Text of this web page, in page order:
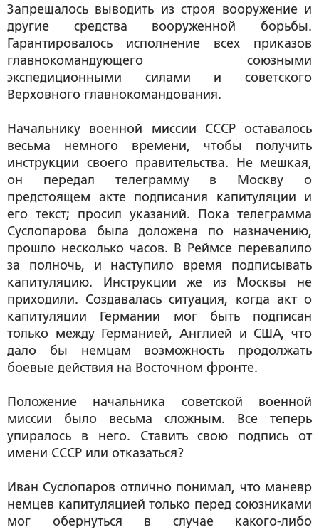
Запрещалось выводить из строя вооружение и
другие средства вооруженной борьбы.
Гарантировалось исполнение всех приказов
главнокомандующего союзными
экспедиционными силами и советского
Верховного главнокомандования.
Начальнику военной миссии СССР оставалось
весьма немного времени, чтобы получить
инструкции своего правительства. Не мешкая,
он передал телеграмму в Москву о
предстоящем акте подписания капитуляции и
его текст; просил указаний. Пока телеграмма
Суслопарова была доложена по назначению,
прошло несколько часов. В Реймсе перевалило
за полночь, и наступило время подписывать
капитуляцию. Инструкции же из Москвы не
приходили. Создавалась ситуация, когда акт о
капитуляции Германии мог быть подписан
только между Германией, Англией и США, что
дало бы немцам возможность продолжать
боевые действия на Восточном фронте.
Положение начальника советской военной
миссии было весьма сложным. Все теперь
упиралось в него. Ставить свою подпись от
имени СССР или отказаться?
Иван Суслопаров отлично понимал, что маневр
немцев капитуляцией только перед союзниками
мог обернуться в случае какого-либо